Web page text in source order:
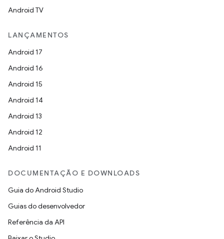
Android TV
LANÇAMENTOS
Android 17
Android 16
Android 15
Android 14
Android 13
Android 12
Android 11
DOCUMENTAÇÃO E DOWNLOADS
Guia do Android Studio
Guias do desenvolvedor
Referência da API